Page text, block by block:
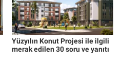
Yüzyılın Konut Projesi ile ilgili
merak edilen 30 soru ve yanıtı